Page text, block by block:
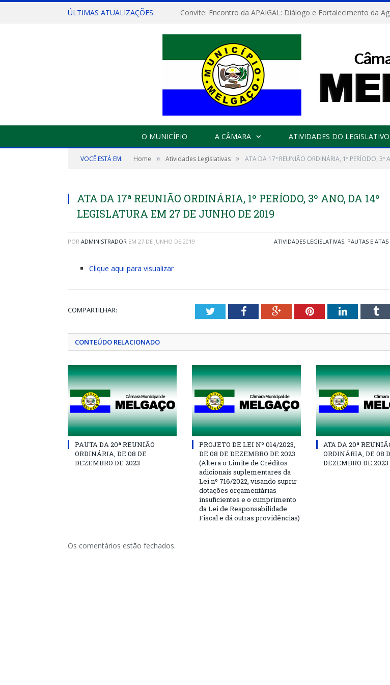
ÚLTIMAS ATUALIZAÇÕES:
O MUNICÍPIO A CÂMARA ATIVIDADES DO LEGISLATIVO
VOCÊ ESTÁ EM: Home » Atividades Legislativas » ATA DA 17ª REUNIÃO ORDINÁRIA, 1º PERÍODO,
ATA DA 17ª REUNIÃO ORDINÁRIA, 1º PERÍODO, 3º ANO, DA 14º
LEGISLATURA EM 27 DE JUNHO DE 2019
POR ADMINISTRADOR EM 27 DE JUNHO DE 2019 ATIVIDADES LEGISLATIVAS, PAUTAS E ATAS
Clique aqui para visualizar
COMPARTILHAR: TwitterFacebookGoogle+PinterestLinkedIn
CONTEÚDO RELACIONADO
PAUTA DA 20ª REUNIÃO
ORDINÁRIA, DE 08 DE
DEZEMBRO DE 2023
PROJETO DE LEI Nº 014/2023,
DE 08 DE DEZEMBRO DE 2023
(Altera o Limite de Créditos
adicionais suplementares da
Lei nº 716/2022, visando suprir
dotações orçamentárias
insuficientes e o cumprimento
da Lei de Responsabilidade
Fiscal e dá outras providências)
ATA DA 20ª
ORDINÁRIA, DE 08
DEZEMBRO DE 2023
Os comentários estão fechados.